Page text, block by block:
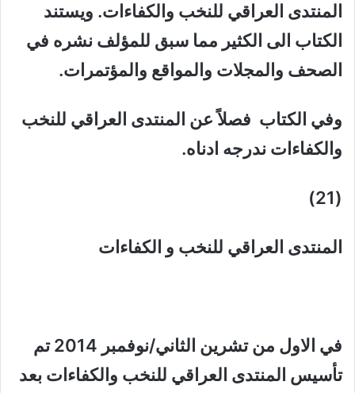
المنتدى العراقي للنخب والكفاءات. ويستند
الكتاب الى الكثير مما سبق للمؤلف نشره في
الصحف والمجلات والمواقع والمؤتمرات.
وفي الكتاب فصلاً عن المنتدى العراقي للنخب
والكفاءات ندرجه ادناه.
(21)
المنتدى العراقي للنخب و الكفاءات
في الاول من تشرين الثاني/نوفمبر 2014
تم
تأسيس المنتدى العراقي للنخب والكفاءات بعد